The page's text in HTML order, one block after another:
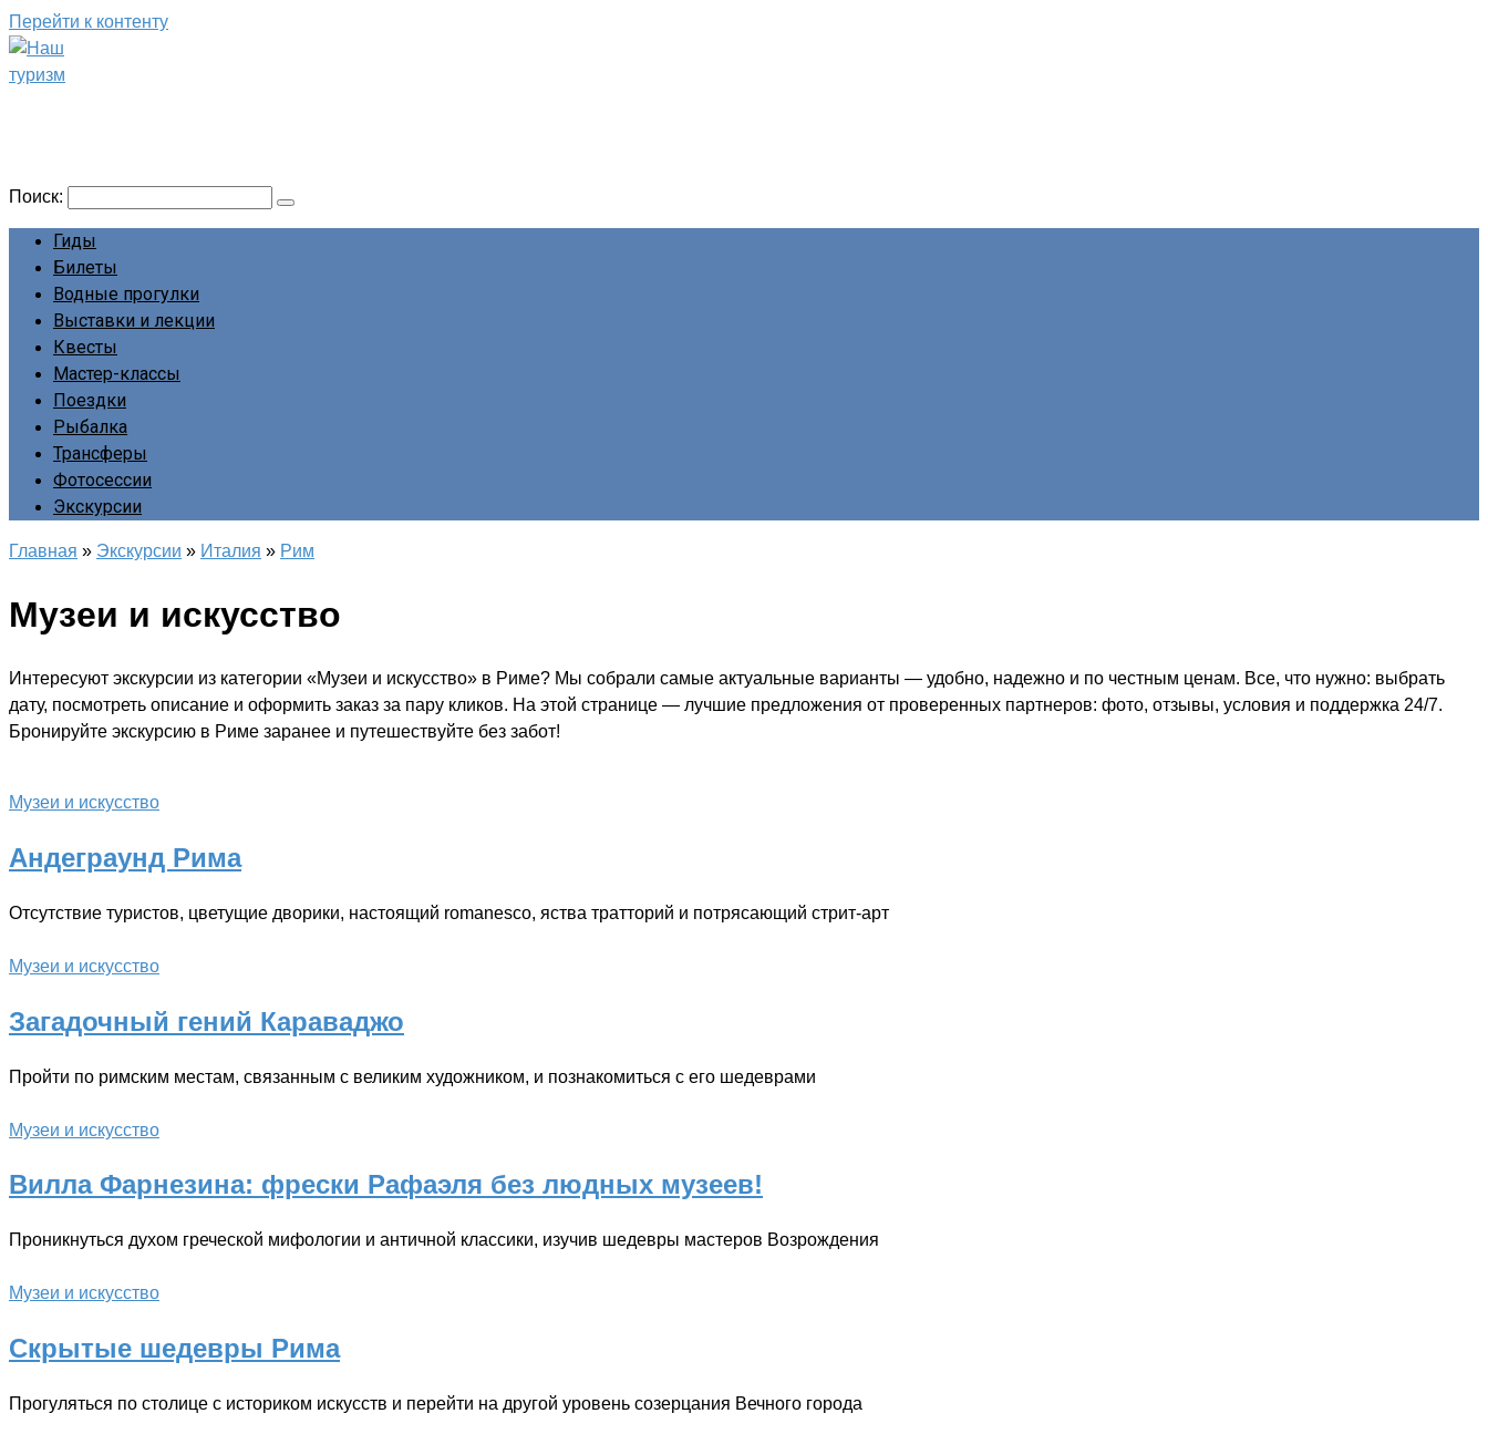
Перейти к контенту
Поиск:
Гиды
Билеты
Водные прогулки
Выставки и лекции
Квесты
Мастер-классы
Поездки
Рыбалка
Трансферы
Фотосессии
Экскурсии
Главная » Экскурсии » Италия » Рим
Музеи и искусство
Интересуют экскурсии из категории «Музеи и искусство» в Риме? Мы собрали самые актуальные варианты — удобно, надежно и по честным ценам. Все, что нужно: выбрать
дату, посмотреть описание и оформить заказ за пару кликов. На этой странице — лучшие предложения от проверенных партнеров: фото, отзывы, условия и поддержка 24/7.
Бронируйте экскурсию в Риме заранее и путешествуйте без забот!
Музеи и искусство
Андеграунд Рима
Отсутствие туристов, цветущие дворики, настоящий romanesco, яства тратторий и потрясающий стрит-арт
Музеи и искусство
Загадочный гений Караваджо
Пройти по римским местам, связанным с великим художником, и познакомиться с его шедеврами
Музеи и искусство
Вилла Фарнезина: фрески Рафаэля без людных музеев!
Проникнуться духом греческой мифологии и античной классики, изучив шедевры мастеров Возрождения
Музеи и искусство
Скрытые шедевры Рима
Прогуляться по столице с историком искусств и перейти на другой уровень созерцания Вечного города